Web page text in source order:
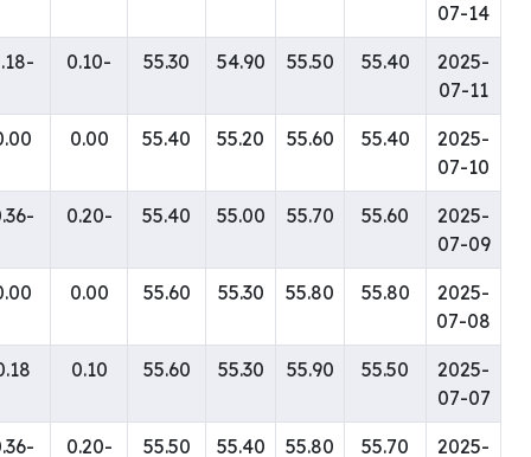
07-14
2025-
07-11
55.40
55.50
54.90
55.30
-0.10
-0.18
2025-
07-10
55.40
55.60
55.20
55.40
0.00
2025-
07-09
55.60
55.70
55.00
55.40
-0.20
-0.36
2025-
07-08
55.80
55.80
55.30
55.60
0.00
2025-
07-07
55.50
55.90
55.30
55.60
0.10
2025-
55.70
55.80
55.40
55.50
-0.20
-0.36